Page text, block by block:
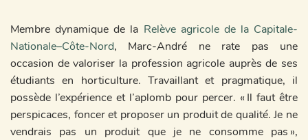
Membre dynamique de la Relève agricole de la Capitale-
Nationale–Côte-Nord, Marc-André ne rate pas une
occasion de valoriser la profession agricole auprès de ses
étudiants en horticulture. Travaillant et pragmatique, il
possède l’expérience et l’aplomb pour percer. « Il faut être
perspicaces, foncer et proposer un produit de qualité. Je ne
vendrais pas un produit que je ne consomme pas »,